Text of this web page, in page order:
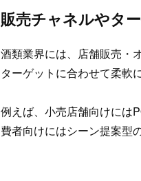
販売チャネルやタ
酒類業界には、店舗販売・
ターゲットに合わせて柔軟
例えば、小売店舗向けには
費者向けにはシーン提案型